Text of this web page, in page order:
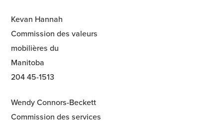
Kevan Hannah
Commission des valeurs
mobilières du
Manitoba
204 45-1513
Wendy Connors-Beckett
Commission des services